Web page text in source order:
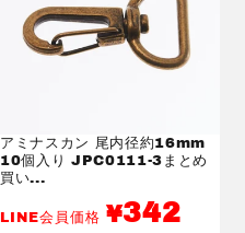
アミナスカン 尾内径約16mm
10個入り JPC0111-3まとめ
買い...
LINE会員価格 ¥342